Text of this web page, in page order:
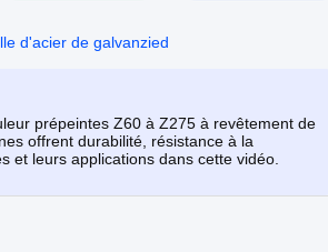
d'acier de galvanzied
prépeintes Z60 à Z275 à revêtement de
offrent durabilité, résistance à la
et leurs applications dans cette vidéo.